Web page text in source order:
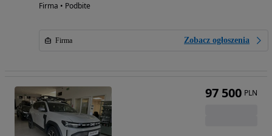
Firma • Podbite
Firma Zobacz ogłoszenia
97 500 PLN